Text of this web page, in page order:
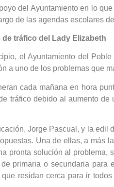
del Ayuntamiento en lo
de las agendas escolares
tráfico del Lady Elizabeth
el Ayuntamiento del
a uno de los problemas que
cada mañana en hora
tráfico debido al aumento
Jorge Pascual, y la
Una de ellas, a más
pronta solución al
primaria o secundaria
residan cerca para ir